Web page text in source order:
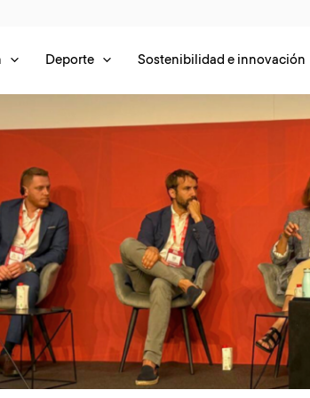
Deporte Sostenibilidad e innovación